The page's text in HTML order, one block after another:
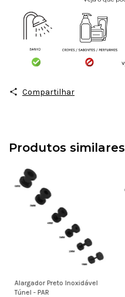
Compartilhar
Produtos similares
Alargador Preto Inoxidável
Túnel - PAR